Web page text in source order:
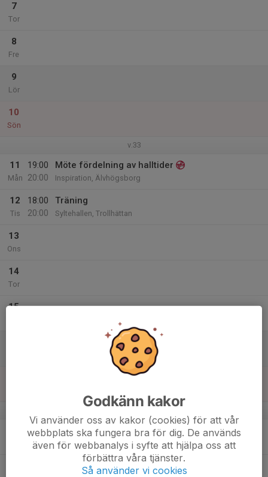
7
Tor
8
Fre
9
Lör
10
Sön
v.33
11
Mån
19:00
20:00
Möte fördelning av halltider
Inspiration, Älvhögsborg
12
Tis
18:00
20:00
Träning
Syltehallen, Trollhättan
13
Ons
14
Tor
15
Träning
Godkänn kakor
Vi använder oss av kakor (cookies) för att vår
webbplats ska fungera bra för dig. De används
även för webbanalys i syfte att hjälpa oss att
förbättra våra tjänster.
Så använder vi cookies